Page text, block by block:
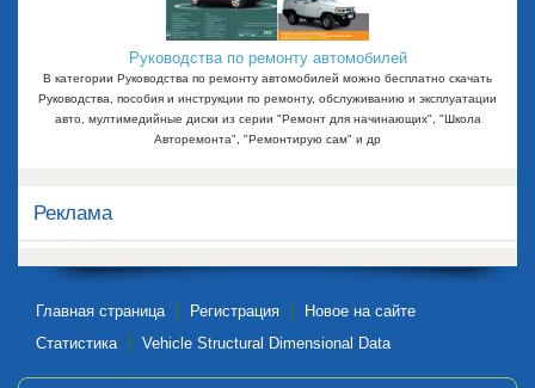
Руководства по ремонту автомобилей
В категории Руководства по ремонту автомобилей можно бесплатно скачать
Руководства, пособия и инструкции по ремонту, обслуживанию и эксплуатации
авто, мултимедийные диски из серии "Ремонт для начинающих", "Школа
Авторемонта", "Ремонтирую сам" и др
Реклама
Главная страница Регистрация
Новое на сайте
Статистика
Vehicle Structural Dimensional Data